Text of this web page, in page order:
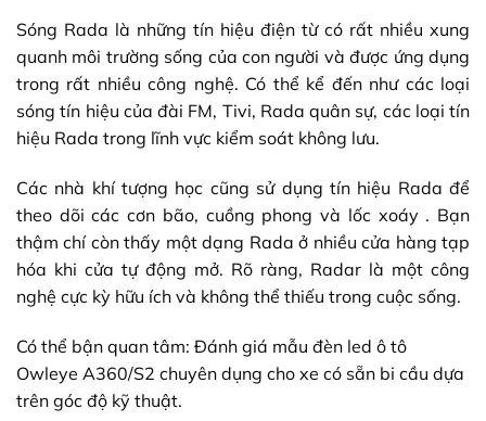
Sóng Rada là những tín hiệu điện từ có rất nhiều xung
quanh môi trường sống của con người và được ứng dụng
trong rất nhiều công nghệ. Có thể kể đến như các loại
sóng tín hiệu của đài FM, Tivi, Rada quân sự, các loại tín
hiệu Rada trong lĩnh vực kiểm soát không lưu.
Các nhà khí tượng học cũng sử dụng tín hiệu Rada để
theo dõi các cơn bão, cuồng phong và lốc xoáy . Bạn
thậm chí còn thấy một dạng Rada ở nhiều cửa hàng tạp
hóa khi cửa tự động mở. Rõ ràng, Radar là một công
nghệ cực kỳ hữu ích và không thể thiếu trong cuộc sống.
Có thể bận quan tâm: Đánh giá mẫu đèn led ô tô
Owleye A360/S2 chuyên dụng cho xe có sẵn bi cầu dựa
trên góc độ kỹ thuật.